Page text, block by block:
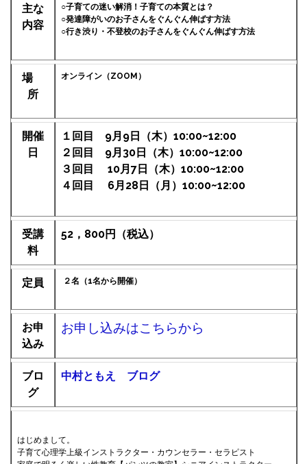
主な
内容
○子育ての迷い解消！子育ての本質とは？
○発達障がいのお子さんをぐんぐん伸ばす方法
○行き渋り・不登校のお子さんをぐんぐん伸ばす方法
場
所
オンライン（ZOOM）
開催
日
１回目 9月9日（木）10:00~12:00
２回目 9月30日（木）10:00~12:00
３回目 10月7日（木）10:00~12:00
４回目 6月28日（月）10:00~12:00
受講
料
52，800円（税込）
定員 ２名（1名から開催）
お申
込み
お申し込みはこちらから
ブロ
グ
中村ともえ ブログ
はじめまして。
子育て心理学上級インストラクター・カウンセラー・セラピスト